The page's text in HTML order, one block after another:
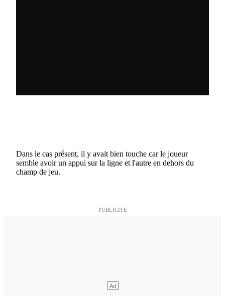
Dans le cas présent, il y avait bien touche car le joueur
semble avoir un appui sur la ligne et l'autre en dehors du
champ de jeu.